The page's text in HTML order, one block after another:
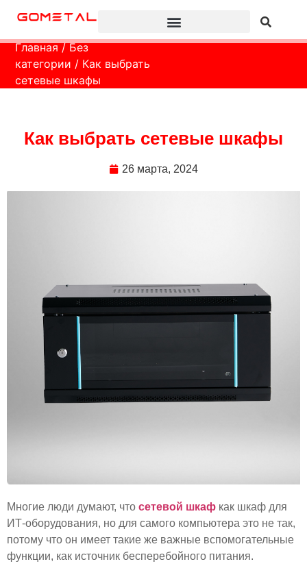
Главная/Без
категории / Как выбрать
сетевые шкафы
Как выбрать сетевые шкафы
26 марта, 2024
Многие люди думают, что сетевой шкаф как шкаф для
ИТ-оборудования, но для самого компьютера это не так,
потому что он имеет такие же важные вспомогательные
функции, как источник бесперебойного питания.